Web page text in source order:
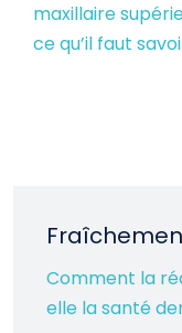
maxillaire
ce qu’il faut
Comment la
elle la santé